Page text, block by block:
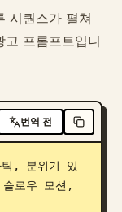
시퀀스가 펼쳐
프롬프트입니
번역 전
, 분위기 있
로우 모션,